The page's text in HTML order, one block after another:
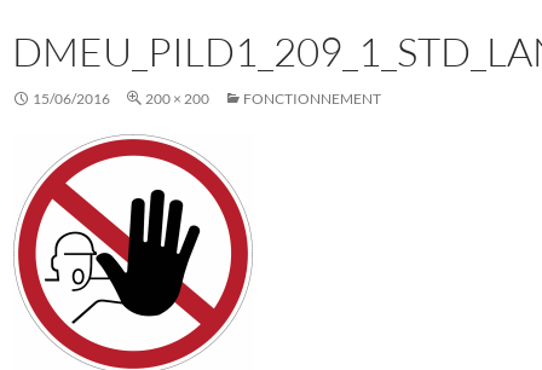
15/06/2016 200 × 200 FONCTIONNEMENT